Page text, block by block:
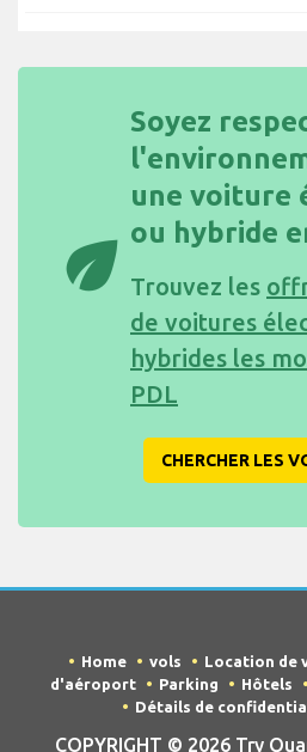
eco
Soyez
une voiture
ou hybride
Trouvez les
de voitures
hybrides les
PDL
CHERCHER LES
Home vols Location de
d'aéroport
Parking Hôtels
Détails de
COPYRIGHT © 2026 Try